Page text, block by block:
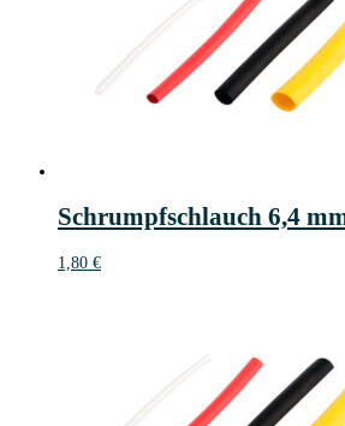
Schrumpfschlauch 6,4
1,80 €